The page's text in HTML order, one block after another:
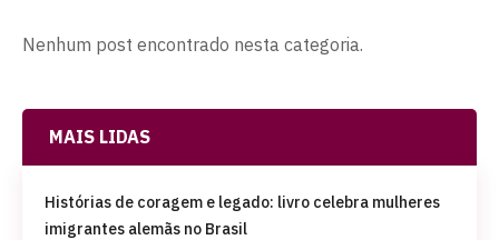
Nenhum post encontrado nesta categoria.
MAIS LIDAS
Histórias de coragem e legado: livro celebra mulheres
imigrantes alemãs no Brasil